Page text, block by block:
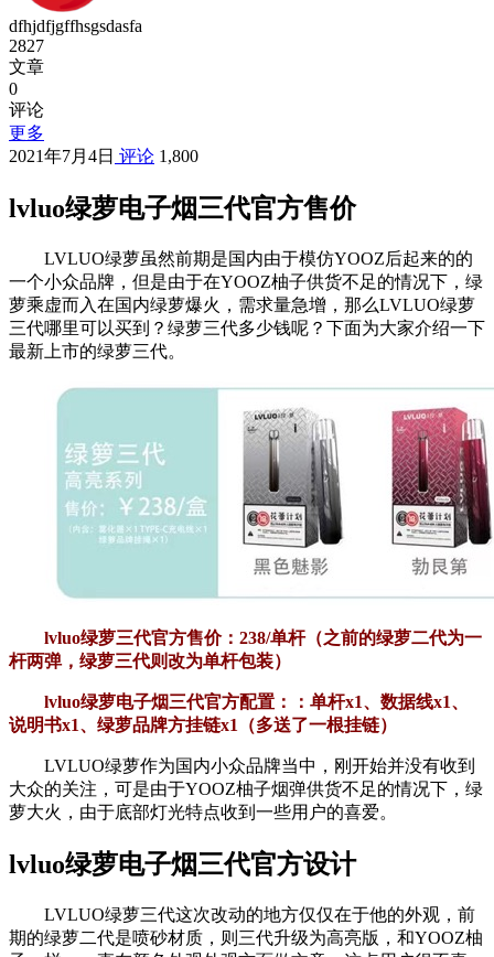
dfhjdfjgffhsgsdasfa
2827
文章
0
评论
更多
2021年7月4日 评论 1,800
lvluo绿萝电子烟三代官方售价
LVLUO绿萝虽然前期是国内由于模仿YOOZ后起来的的
一个小众品牌，但是由于在YOOZ柚子供货不足的情况下，绿
萝乘虚而入在国内绿萝爆火，需求量急增，那么LVLUO绿萝
三代哪里可以买到？绿萝三代多少钱呢？下面为大家介绍一下
最新上市的绿萝三代。
lvluo绿萝三代官方售价：238/单杆（之前的绿萝二代为一
杆两弹，绿萝三代则改为单杆包装）
lvluo绿萝电子烟三代官方配置：：单杆x1、数据线x1、
说明书x1、绿萝品牌方挂链x1（多送了一根挂链）
LVLUO绿萝作为国内小众品牌当中，刚开始并没有收到
大众的关注，可是由于YOOZ柚子烟弹供货不足的情况下，绿
萝大火，由于底部灯光特点收到一些用户的喜爱。
lvluo绿萝电子烟三代官方设计
LVLUO绿萝三代这次改动的地方仅仅在于他的外观，前
期的绿萝二代是喷砂材质，则三代升级为高亮版，和YOOZ柚